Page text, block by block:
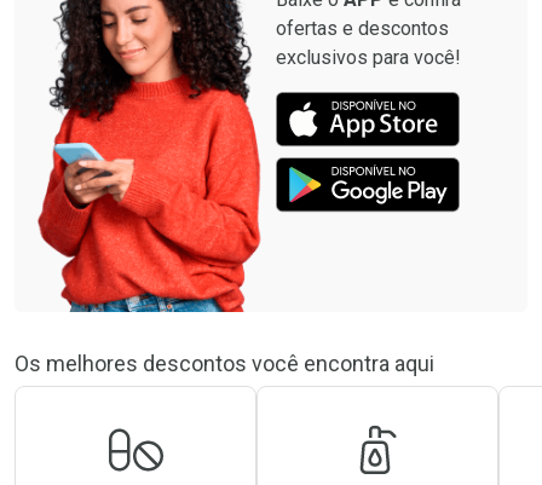
ofertas e descontos
exclusivos para você!
Os melhores descontos você encontra aqui